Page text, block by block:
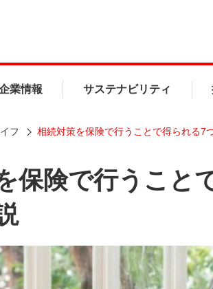
業情報 サステナビリティ
フ 相続対策を保険で行うことで得られる7
保険で行うこと